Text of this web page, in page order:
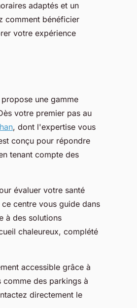
adaptés et un
comment bénéficier
votre expérience
une gamme
votre premier pas au
, dont l'expertise vous
conçu pour répondre
tenant compte des
évaluer votre santé
centre vous guide dans
à des solutions
chaleureux, complété
accessible grâce à
des parkings à
directement le